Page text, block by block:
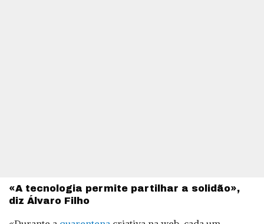
«A tecnologia permite partilhar a solidão»,
diz Álvaro Filho